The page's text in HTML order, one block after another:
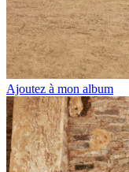
Ajoutez à mon album